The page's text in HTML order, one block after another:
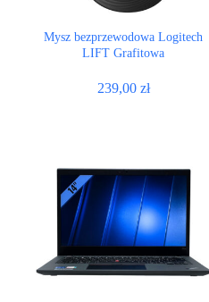
Mysz bezprzewodowa Logitech
LIFT Grafitowa
239,00 zł